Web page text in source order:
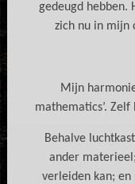
gedeugd
zich nu in mijn
Mijn
mathematics’.
Behalve
ander
verleiden kan;